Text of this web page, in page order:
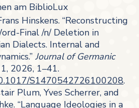
am BiblioLux
Hinskens. “Reconstructing
Final /n/ Deletion in
Dialects. Internal and
Journal of Germanic
2026, 1–41.
S1470542726100208.
Plum, Yves Scherrer, and
“Language Ideologies in a